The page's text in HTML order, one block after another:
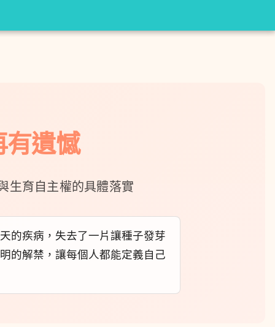
有遺憾
生育自主權的具體落實
的疾病，失去了一片讓種子發芽
的解禁，讓每個人都能定義自己